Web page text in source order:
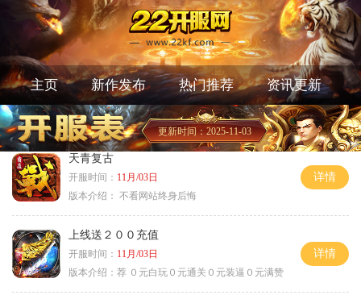
主页 新作发布 热门推荐 资讯更新
更新时间：2025-11-03
天青复古
开服时间： 11月/03日
版本介绍： 不看网站终身后悔
详情
上线送２００充值
开服时间： 11月/03日
版本介绍： 荐 ０元白玩０元通关０元装逼０元满赞
详情